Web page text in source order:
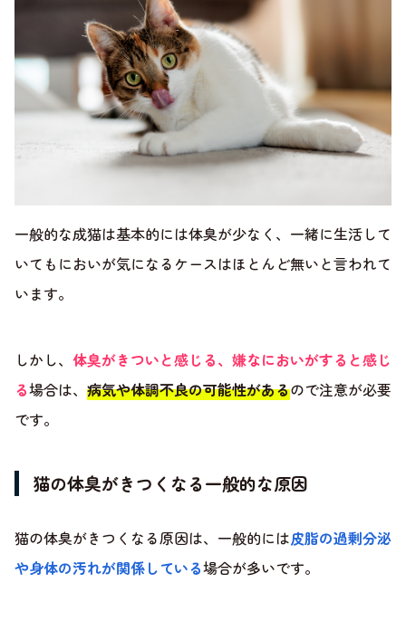
一般的な成猫は基本的には体臭が少なく、一緒に生活して
いてもにおいが気になるケースはほとんど無いと言われて
います。
しかし、 体臭がきついと感じる、嫌なにおいがすると感じ
る場合は、 病気や体調不良の可能性があるので注意が必要
です。
猫の体臭がきつくなる一般的な原因
猫の体臭がきつくなる原因は、一般的には皮脂の過剰分泌
や身体の汚れが関係している場合が多いです。